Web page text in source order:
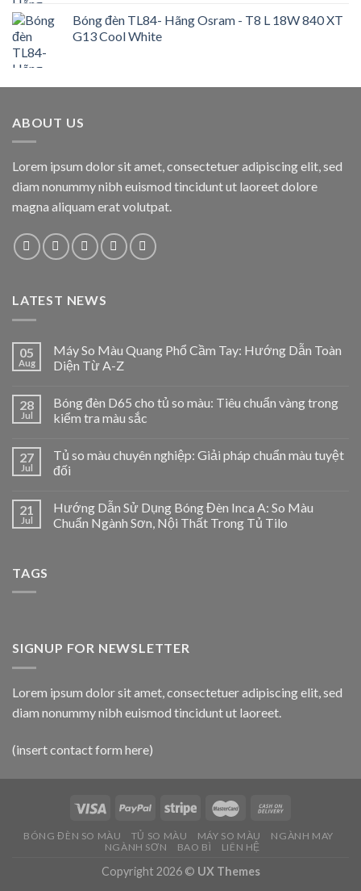
Bóng đèn TL84- Hãng Osram - T8 L 18W 840 XT
G13 Cool White
ABOUT US
Lorem ipsum dolor sit amet, consectetuer adipiscing elit, sed
diam nonummy nibh euismod tincidunt ut laoreet dolore
magna aliquam erat volutpat.
LATEST NEWS
05
Aug
Máy So Màu Quang Phổ Cầm Tay: Hướng Dẫn Toàn
Diện Từ A-Z
28
Jul
Bóng đèn D65 cho tủ so màu: Tiêu chuẩn vàng trong
kiểm tra màu sắc
27
Jul
Tủ so màu chuyên nghiệp: Giải pháp chuẩn màu tuyệt
đối
21
Jul
Hướng Dẫn Sử Dụng Bóng Đèn Inca A: So Màu
Chuẩn Ngành Sơn, Nội Thất Trong Tủ Tilo
TAGS
SIGNUP FOR NEWSLETTER
Lorem ipsum dolor sit amet, consectetuer adipiscing elit, sed
diam nonummy nibh euismod tincidunt ut laoreet.
(insert contact form here)
BÓNG ĐÈN SO MÀU TỦ SO MÀU MÁY SO MÀU
NGÀNH MAY
NGÀNH SƠN
BAO BÌ LIÊN HỆ
Copyright 2026 © UX Themes